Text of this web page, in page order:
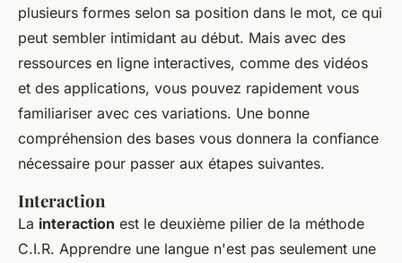
plusieurs formes selon sa position dans le mot, ce qui
peut sembler intimidant au début. Mais avec des
ressources en ligne interactives, comme des vidéos
et des applications, vous pouvez rapidement vous
familiariser avec ces variations. Une bonne
compréhension des bases vous donnera la confiance
nécessaire pour passer aux étapes suivantes.
Interaction
La interaction est le deuxième pilier de la méthode
C.I.R. Apprendre une langue n'est pas seulement une